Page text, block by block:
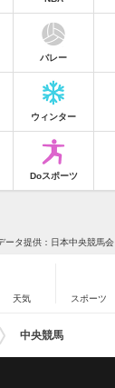
バレー
ウィンター
Doスポーツ
ータ提供：日本中央競馬会
天気 スポーツ
中央競馬